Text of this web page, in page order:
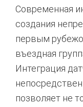
Современная
создания
первым
въездная
Интеграция
позволяет не